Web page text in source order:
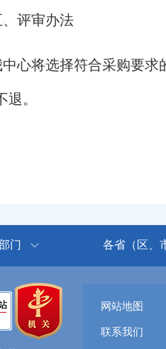
、评审办法
中心将选择符合采购要求
退。
门 各省（区、
网站地图
联系我们